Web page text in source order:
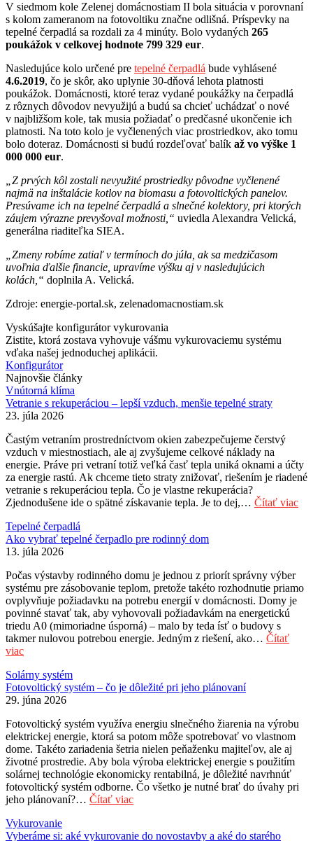
V siedmom kole Zelenej domácnostiam II bola situácia v porovnaní
s kolom zameranom na fotovoltiku značne odlišná. Príspevky na
tepelné čerpadlá sa rozdali za 4 minúty. Bolo vydaných 265
poukážok v celkovej hodnote 799 329 eur.
Nasledujúce kolo určené pre tepelné čerpadlá bude vyhlásené
4.6.2019, čo je skôr, ako uplynie 30-dňová lehota platnosti
poukážok. Domácnosti, ktoré teraz vydané poukážky na čerpadlá
z rôznych dôvodov nevyužijú a budú sa chcieť uchádzať o nové
v najbližšom kole, tak musia požiadať o predčasné ukončenie ich
platnosti. Na toto kolo je vyčlenených viac prostriedkov, ako tomu
bolo doteraz. Domácnosti si budú rozdeľovať balík až vo výške 1
000 000 eur.
„Z prvých kôl zostali nevyužité prostriedky pôvodne vyčlenené
najmä na inštalácie kotlov na biomasu a fotovoltických panelov.
Presúvame ich na tepelné čerpadlá a slnečné kolektory, pri ktorých
záujem výrazne prevyšoval možnosti,“ uviedla Alexandra Velická,
generálna riaditeľka SIEA.
„Zmeny robíme zatiaľ v termínoch do júla, ak sa medzičasom
uvoľnia ďalšie financie, upravíme výšku aj v nasledujúcich
kolách,“ doplnila A. Velická.
Zdroje: energie-portal.sk, zelenadomacnostiam.sk
Vyskúšajte konfigurátor vykurovania
Zistite, ktorá zostava vyhovuje vášmu vykurovaciemu systému
vďaka našej jednoduchej aplikácii.
Konfigurátor
Najnovšie články
Vnútorná klíma
Vetranie s rekuperáciou – lepší vzduch, menšie tepelné straty
23. júla 2026
Častým vetraním prostredníctvom okien zabezpečujeme čerstvý
vzduch v miestnostiach, ale aj zvyšujeme celkové náklady na
energie. Práve pri vetraní totiž veľká časť tepla uniká oknami a účty
za energie rastú. Ak chceme tieto straty znižovať, riešením je riadené
vetranie s rekuperáciou tepla. Čo je vlastne rekuperácia?
Zjednodušene ide o spätné získavanie tepla. Je to dej,… Čítať viac
Tepelné čerpadlá
Ako vybrať tepelné čerpadlo pre rodinný dom
13. júla 2026
Počas výstavby rodinného domu je jednou z priorít správny výber
systému pre zásobovanie teplom, pretože takéto rozhodnutie priamo
ovplyvňuje požiadavku na potrebu energií v domácnosti. Domy je
povinné stavať tak, aby vyhovovali požiadavkám na energetickú
triedu A0 (mimoriadne úsporná) – malo by teda ísť o budovy s
takmer nulovou potrebou energie. Jedným z riešení, ako… Čítať
viac
Solárny systém
Fotovoltický systém – čo je dôležité pri jeho plánovaní
29. júna 2026
Fotovoltický systém využíva energiu slnečného žiarenia na výrobu
elektrickej energie, ktorá sa potom môže spotrebovať vo vlastnom
dome. Takéto zariadenia šetria nielen peňaženku majiteľov, ale aj
životné prostredie. Aby bola výroba elektrickej energie s použitím
solárnej technológie ekonomicky rentabilná, je dôležité navrhnúť
fotovoltický systém odborne. Čo všetko je nutné brať do úvahy pri
jeho plánovaní?… Čítať viac
Vykurovanie
Vyberáme si: aké vykurovanie do novostavby a aké do starého